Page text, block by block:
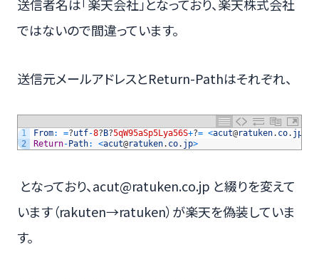
送信者名は「楽天会社」となっており、楽天株式会社
ではないので間違っています。
送信元メールアドレスとReturn-Pathはそれぞれ、
1
2
From: =?utf-8?B?5qW95aSp5Lya56S+?= <acut@ratuken. co. jp
Return-Path: <acut@ratuken. co. jp>
となっており、acut@ratuken.co.jp と綴りを変えて
います（rakuten→ratuken）が楽天を偽装していま
す。